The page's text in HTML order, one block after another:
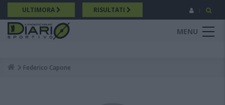
Salta
al
contenuto
principale
ULTIMORA RISULTATI
MENU
Breadcrumb
Federico Capone